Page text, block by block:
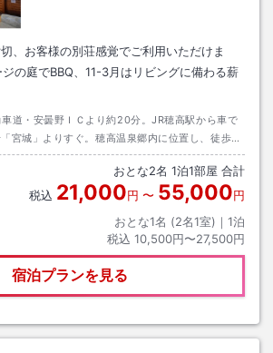
、お客様の別荘感覚でご利用いただけま
の庭でBBQ、11-3月はリビングに備わる薪
道・安曇野ＩＣより約20分。JR穂高駅から車で
宮城」よりすぐ。穂高温泉郷内に位置し、徒歩圏
露天風呂付温泉施設あり。
おとな2名 1泊1部屋 合計
税込 21,000円 〜 55,000円
おとな1名 (2名1室)｜ 1泊
税込 10,500円〜27,500円
宿泊プランを見る